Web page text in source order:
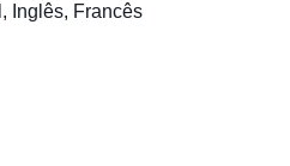
Inglês, Francês